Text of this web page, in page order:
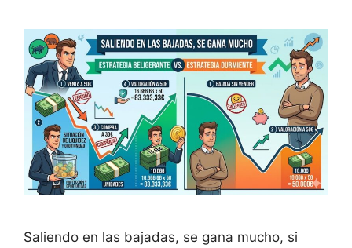
Saliendo en las bajadas, se gana mucho, si